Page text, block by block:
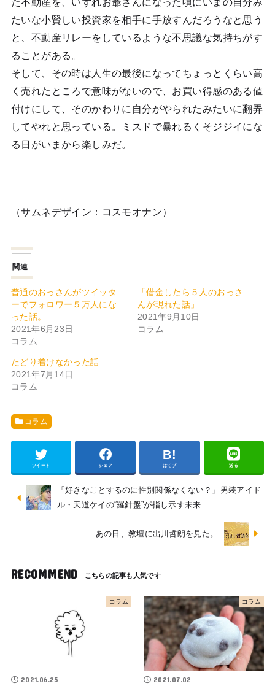
たいな小賢しい投資家を相手に手放すんだろうなと思う
と、不動産リレーをしているような不思議な気持ちがす
ることがある。
そして、その時は人生の最後になってちょっとくらい高
く売れたところで意味がないので、お買い得感のある値
付けにして、そのかわりに自分がやられたみたいに翻弄
してやれと思っている。ミスドで暴れるくそジジイにな
る日がいまから楽しみだ。
（サムネデザイン：コスモオナン）
関連
普通のおっさんがツイッタ
ーでフォロワー５万人にな
った話。
2021年6月23日
コラム
「借金したら５人のおっさ
んが現れた話」
2021年9月10日
コラム
たどり着けなかった話
2021年7月14日
コラム
コラム
ツイート シェア はてブ 送る
「好きなことするのに性別関係なくない？」男装アイド
ル・天道ケイの“羅針盤”が指し示す未来
あの日、教壇に出川哲朗を見た。
RECOMMEND
コラム
2021.06.25
コラム
2021.07.02